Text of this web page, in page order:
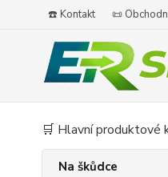
☎️ Kontakt 📜
🛒 Hlavní produktové
Na škůdce